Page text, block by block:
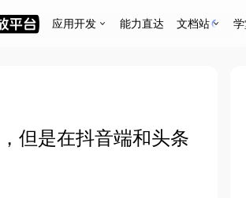
应用开发 能力直达 文档站
但是在抖音端和头条